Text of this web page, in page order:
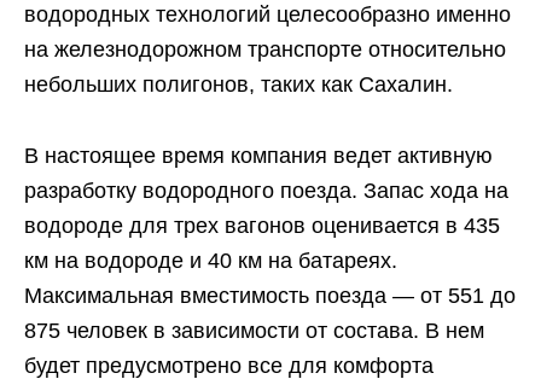
водородных технологий целесообразно именно
на железнодорожном транспорте относительно
небольших полигонов, таких как Сахалин.
В настоящее время компания ведет активную
разработку водородного поезда. Запас хода на
водороде для трех вагонов оценивается в 435
км на водороде и 40 км на батареях.
Максимальная вместимость поезда — от 551 до
875 человек в зависимости от состава. В нем
будет предусмотрено все для комфорта